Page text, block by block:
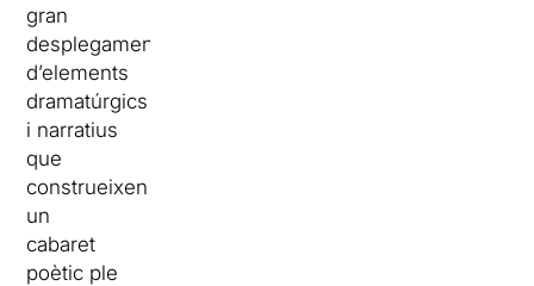
gran
desplegament
d’elements
dramatúrgics
i narratius
que
construeixen
un
cabaret
poètic ple